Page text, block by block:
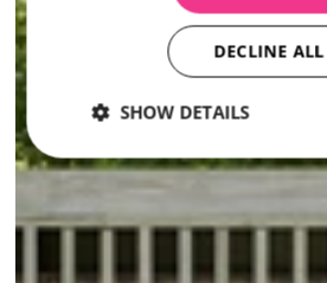
DECLINE ALL
SHOW DETAILS
Strictly
Performance